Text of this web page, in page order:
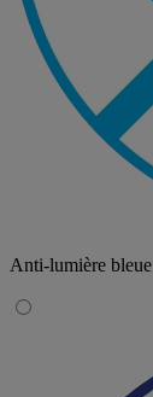
Anti-lumière bleue